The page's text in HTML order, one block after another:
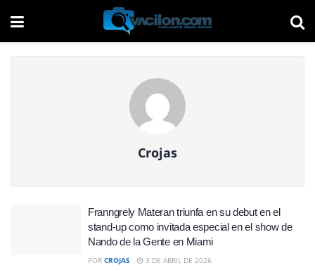
Crojas
Franngrely Materan triunfa en su debut en el
stand-up como invitada especial en el show de
Nando de la Gente en Miami
POR CROJAS 3 DE ABRIL DE 2026